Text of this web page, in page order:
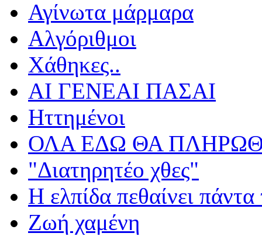
Αγίνωτα μάρμαρα
Αλγόριθμοι
Χάθηκες..
ΑΙ ΓΕΝΕΑΙ ΠΑΣΑΙ
Ηττημένοι
ΟΛΑ ΕΔΩ ΘΑ
"Διατηρητέο χθες"
Η ελπίδα πεθαίνει πάντα
Ζωή χαμένη